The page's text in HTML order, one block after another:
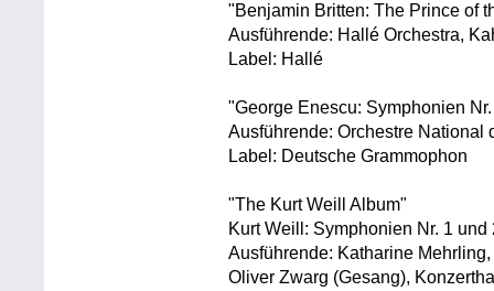
"Benjamin Britten: The Prince of
Ausführende: Hallé Orchestra,
Label: Hallé
"George Enescu: Symphonien
Ausführende: Orchestre National
Label: Deutsche Grammophon
"The Kurt Weill Album"
Kurt Weill: Symphonien Nr. 1
Ausführende: Katharine
Oliver Zwarg (Gesang),